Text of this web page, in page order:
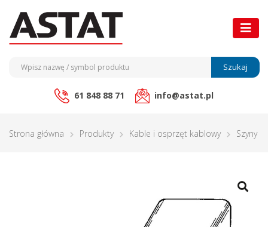
Szukaj
61 848 88 71 info@astat.pl
Strona główna Produkty Kable i osprzęt kablowy Szyny